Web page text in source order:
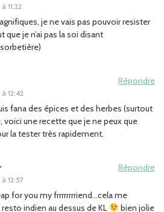
11:22
je ne vais pas pouvoir resister
que je n’ai pas la soi disant
12:42
Répondre
fana des épices et des herbes (surtout
voici une recette que je ne peux que
la tester très rapidement.
12:57
Répondre
for you my frrrrrrrriend…cela me
indien au dessus de KL
bien jolie